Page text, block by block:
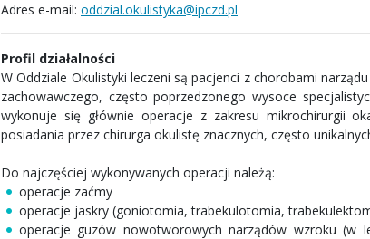
Adres e-mail: oddzial.okulistyka@ipczd.pl
Profil działalności
W Oddziale Okulistyki leczeni są pacjenci z chorobami
zachowawczego, często poprzedzonego wysoce
wykonuje się głównie operacje z zakresu mikrochirurgii
posiadania przez chirurga okulistę znacznych, często
Do najczęściej wykonywanych operacji należą:
operacje zaćmy
operacje jaskry (goniotomia, trabekulotomia,
operacje guzów nowotworowych narządów wzroku (w